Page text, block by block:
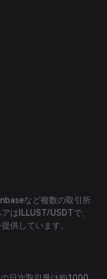
など複数の取引所
はILLUST/USDTで、
供しています。